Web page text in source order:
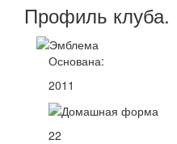
Профиль клуба.
Основана:
2011
22